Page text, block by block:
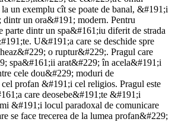
un exemplu cît se poate de banal, &#191;i
dintr un ora&#191; modern. Pentru
parte dintr un spa&#161;iu diferit de strada
U&#191;a care se deschide spre
o ruptur&#229;. Pragul care
spa&#161;ii arat&#229; în acela&#191;i
cele dou&#229; moduri de
profan &#191;i cel religios. Pragul este
care deosebe&#191;te &#191;i
&#191;i locul paradoxal de comunicare
se face trecerea de la lumea profan&#229;